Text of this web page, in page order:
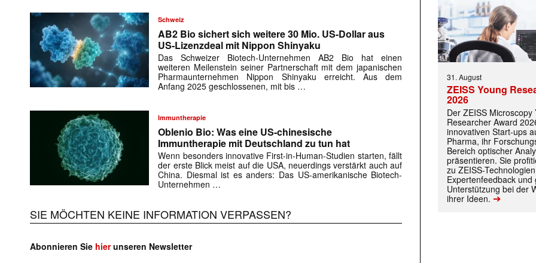
Mit dem |transkript-Newsletter jede Woche aktuell
E-
Schweiz
AB2 Bio sichert sich weitere 30 Mio. US-Dollar aus
US-Lizenzdeal mit Nippon Shinyaku
Das Schweizer Biotech-Unternehmen AB2 Bio hat einen
weiteren Meilenstein seiner Partnerschaft mit dem japanischen
Pharmaunternehmen Nippon Shinyaku erreicht. Aus dem
Anfang 2025 geschlossenen, mit bis …
Immuntherapie
Oblenio Bio: Was eine US-chinesische
Immuntherapie mit Deutschland zu tun hat
Wenn besonders innovative First-in-Human-Studien starten, fällt
der erste Blick meist auf die USA, neuerdings verstärkt auch auf
China. Diesmal ist es anders: Das US-amerikanische Biotech-
Unternehmen …
SIE MÖCHTEN KEINE INFORMATION VERPASSEN?
Abonnieren Sie hierunseren Newsletter
31. August
ZEISS Young
2026
Der ZEISS Microscopy
Researcher Award
innovativen Start-ups
Pharma, ihr
Bereich optischer
präsentieren. Sie
zu ZEISS-
Expertenfeedback und
Unterstützung bei der
ihrer Ideen. ➔